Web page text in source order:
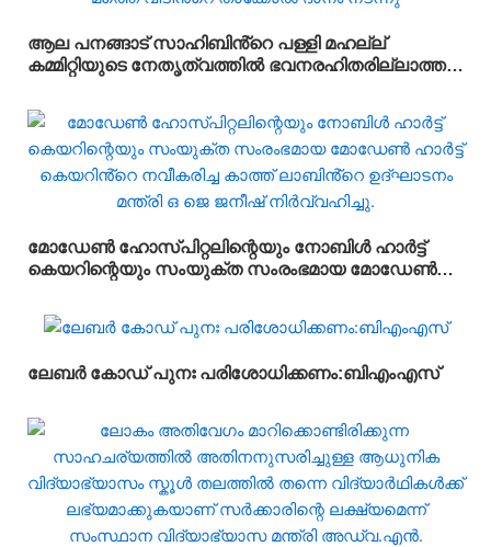
ആല പനങ്ങാട് സാഹിബിൻ്റെ പള്ളി മഹല്ല്
കമ്മിറ്റിയുടെ നേതൃത്വത്തിൽ ഭവനരഹിതരില്ലാത്ത
മത്തെ വീടിൻ്റെ താക്കോൽ ദാനം നടന്നു
മോഡേൺ ഹോസ്‌പിറ്റലിന്റെയും നോബിൾ ഹാർട്ട്
കെയറിന്റെയും സംയുക്ത സംരംഭമായ മോഡേൺ
ലേബർ കോഡ് പുനഃ പരിശോധിക്കണം:ബിഎംഎസ്